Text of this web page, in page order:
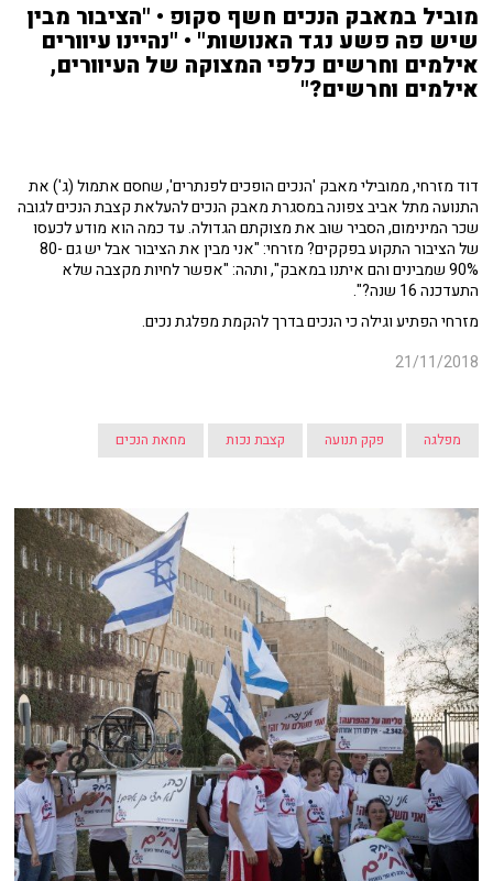
מוביל במאבק הנכים חשף סקופ • "הציבור מבין
שיש פה פשע נגד האנושות" • "נהיינו עיוורים
אילמים וחרשים כלפי המצוקה של העיוורים,
אילמים וחרשים?"
דוד מזרחי, ממובילי מאבק 'הנכים הופכים לפנתרים', שחסם אתמול (ג') את
התנועה מתל אביב צפונה במסגרת מאבק הנכים להעלאת קצבת הנכים לגובה
שכר המינימום, הסביר שוב את מצוקתם הגדולה. עד כמה הוא מודע לכעסו
של הציבור התקוע בפקקים? מזרחי: "אני מבין את הציבור אבל יש גם 80-
90% שמבינים והם איתנו במאבק", ותהה: "אפשר לחיות מקצבה שלא
התעדכנה 16 שנה?".
מזרחי הפתיע וגילה כי הנכים בדרך להקמת מפלגת נכים.
21/11/2018
מפלגה פקק תנועה קצבת נכות מחאת הנכים